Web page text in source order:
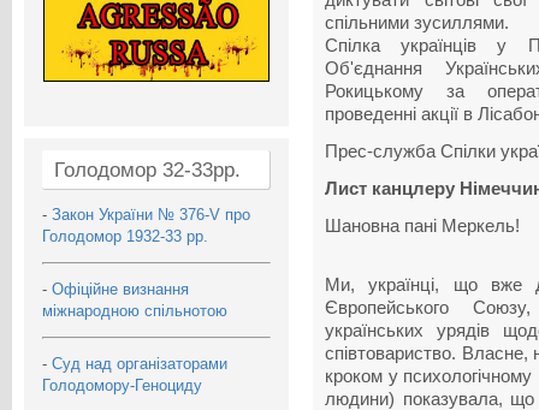
Голодомор 32-33рр.
- Закон України № 376-V про
Голодомор 1932-33 рр.
- Офіційне визнання
міжнародною спільнотою
- Суд над організаторами
Голодомору-Геноциду
спільними зусиллями.
Спілка українців у
Об'єднання
Рокицькому за
проведенні акції в
Прес-служба Спілки
Лист канцлеру
Шановна пані Меркель!
Ми, українці, що вже
Європейського Союзу,
українських урядів
співтовариство. Власне,
кроком у
людини) показувала, що